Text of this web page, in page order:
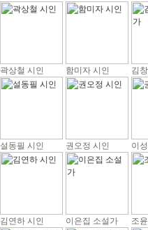
곽상철 시인 함미자 시인 김
설동필 시인 권오정 시인 이
김연하 시인 이은집 소설가 조